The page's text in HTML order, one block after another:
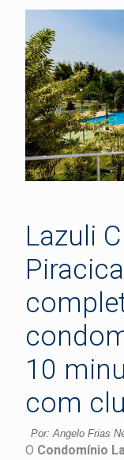
Lazuli
10
com
Por: Angelo Frias
O Condomínio